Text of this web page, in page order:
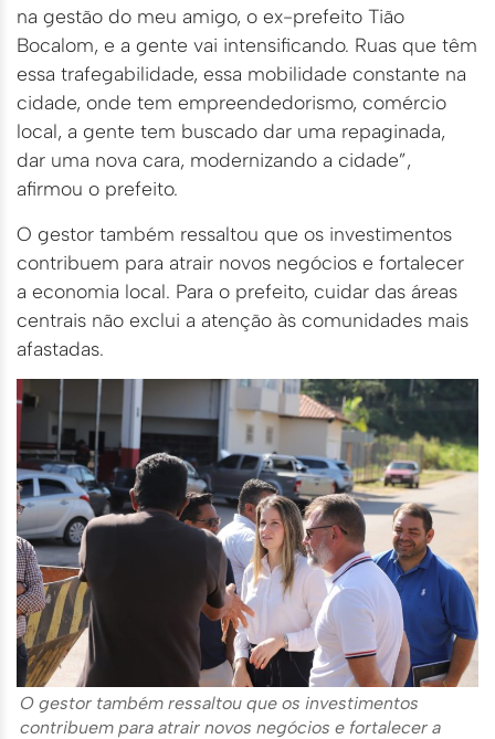
na gestão do meu amigo, o ex-prefeito Tião
Bocalom, e a gente vai intensificando. Ruas que têm
essa trafegabilidade, essa mobilidade constante na
cidade, onde tem empreendedorismo, comércio
local, a gente tem buscado dar uma repaginada,
dar uma nova cara, modernizando a cidade”,
afirmou o prefeito.
O gestor também ressaltou que os investimentos
contribuem para atrair novos negócios e fortalecer
a economia local. Para o prefeito, cuidar das áreas
centrais não exclui a atenção às comunidades mais
afastadas.
O gestor também ressaltou que os investimentos
contribuem para atrair novos negócios e fortalecer a